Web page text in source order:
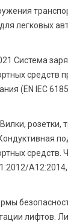
легковых
Система
средств
(EN IEC
розетки,
средств.
A12:2014,
лифтов.